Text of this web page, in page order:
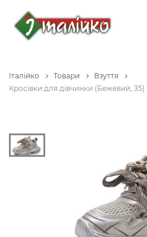
Італійко Товари
Взуття
Кросівки для дівчинки (Бежевий, 35)